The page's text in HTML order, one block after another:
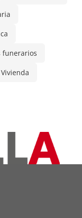
funerarios